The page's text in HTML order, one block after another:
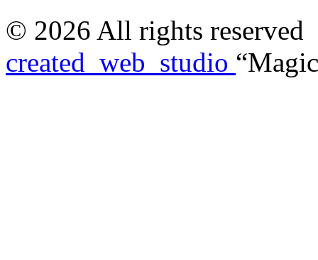
© 2026 All rights reserved
created_web_studio